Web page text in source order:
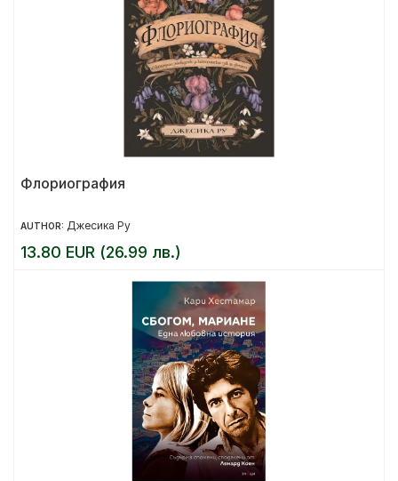
Флориография
AUTHOR: Джесика Ру
13.80 EUR (26.99 лв.)